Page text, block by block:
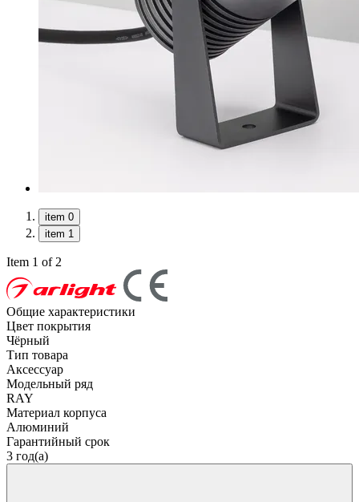
item 0
item 1
Item 1 of 2
Общие характеристики
Цвет покрытия
Чёрный
Тип товара
Аксессуар
Модельный ряд
RAY
Материал корпуса
Алюминий
Гарантийный срок
3 год(а)